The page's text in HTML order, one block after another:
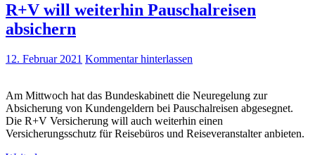
R+V will weiterhin Pauschalreisen
absichern
12. Februar 2021 Kommentar hinterlassen
Am Mittwoch hat das Bundeskabinett die Neuregelung zur
Absicherung von Kundengeldern bei Pauschalreisen abgesegnet.
Die R+V Versicherung will auch weiterhin einen
Versicherungsschutz für Reisebüros und Reiseveranstalter anbieten.